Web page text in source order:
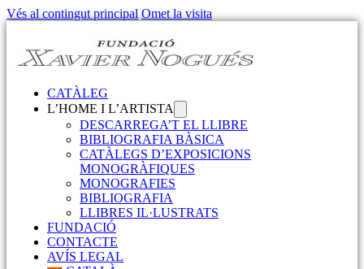
Vés al contingut principal Omet la visita
CATÀLEG
L’HOME I L’ARTISTA
DESCARREGA’T EL LLIBRE
BIBLIOGRAFIA BÀSICA
CATÀLEGS D’EXPOSICIONS
MONOGRÀFIQUES
MONOGRAFIES
BIBLIOGRAFIA
LLIBRES IL·LUSTRATS
FUNDACIÓ
CONTACTE
AVÍS LEGAL